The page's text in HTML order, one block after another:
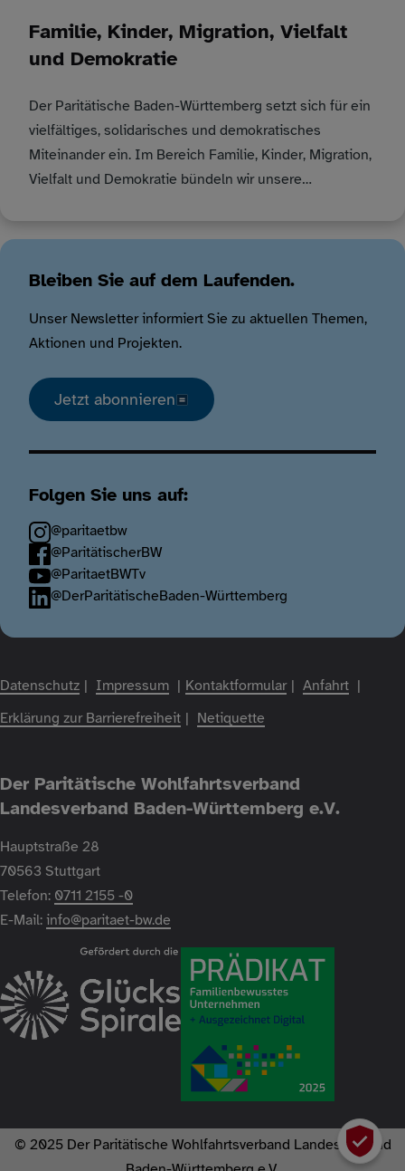
Familie, Kinder, Migration, Vielfalt
und Demokratie
Der Paritätische Baden-Württemberg setzt sich für ein
vielfältiges, solidarisches und demokratisches
Miteinander ein. Im Bereich Familie, Kinder, Migration,
Vielfalt und Demokratie bündeln wir unsere…
Bleiben Sie auf dem Laufenden.
Unser Newsletter informiert Sie zu aktuellen Themen,
Aktionen und Projekten.
Jetzt abonnieren
Folgen Sie uns auf:
@paritaetbw
@ParitätischerBW
@ParitaetBWTv
@DerParitätischeBaden-Württemberg
Fußzeile
Datenschutz Impressum Kontaktformular
Anfahrt
Erklärung zur Barrierefreiheit
Netiquette
Der Paritätische Wohlfahrtsverband
Landesverband Baden-Württemberg e.V.
Hauptstraße 28
70563 Stuttgart
Telefon: 0711 2155 -0
E-Mail: info@paritaet-bw.de
© 2025 Der Paritätische Wohlfahrtsverband Landesverband